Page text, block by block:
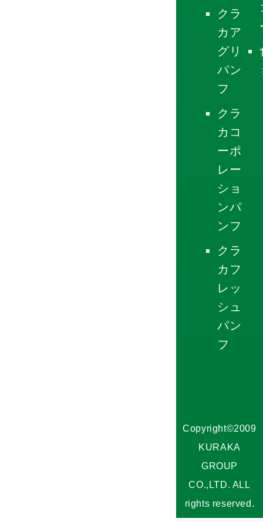
クラ
カア
グリ
パン
フ
クラ
カコ
ーポ
レー
ショ
ンパ
ンフ
クラ
カフ
レッ
シュ
パン
フ
Copyright©2009
KURAKA
GROUP
CO.,LTD. ALL
rights reserved.